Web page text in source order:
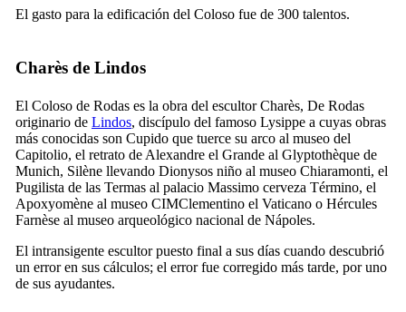
El gasto para la edificación del Coloso fue de 300 talentos.
Charès de Lindos
El Coloso de Rodas es la obra del escultor Charès, De Rodas
originario de Lindos, discípulo del famoso Lysippe a cuyas obras
más conocidas son Cupido que tuerce su arco al museo del
Capitolio, el retrato de Alexandre el Grande al Glyptothèque de
Munich, Silène llevando Dionysos niño al museo Chiaramonti, el
Pugilista de las Termas al palacio Massimo cerveza Término, el
Apoxyomène al museo CIMClementino el Vaticano o Hércules
Farnèse al museo arqueológico nacional de Nápoles.
El intransigente escultor puesto final a sus días cuando descubrió
un error en sus cálculos; el error fue corregido más tarde, por uno
de sus ayudantes.